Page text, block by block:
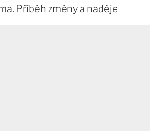
Příběh změny a naděje